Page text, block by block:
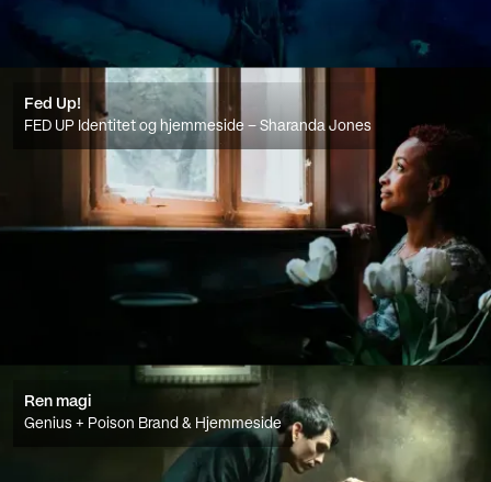
Fed Up!
FED UP Identitet og hjemmeside – Sharanda Jones
Ren magi
Genius + Poison Brand & Hjemmeside